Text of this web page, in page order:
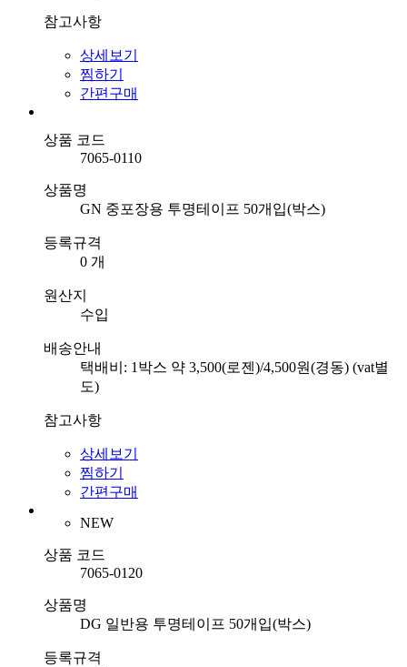
참고사항
상세보기
찜하기
간편구매
상품 코드
7065-0110
상품명
GN 중포장용 투명테이프 50개입(박스)
등록규격
0 개
원산지
수입
배송안내
택배비: 1박스 약 3,500(로젠)/4,500원(경동) (vat별
도)
참고사항
상세보기
찜하기
간편구매
NEW
상품 코드
7065-0120
상품명
DG 일반용 투명테이프 50개입(박스)
등록규격